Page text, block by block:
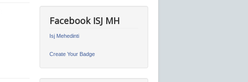
Facebook ISJ MH
Isj Mehedinti
Create Your Badge